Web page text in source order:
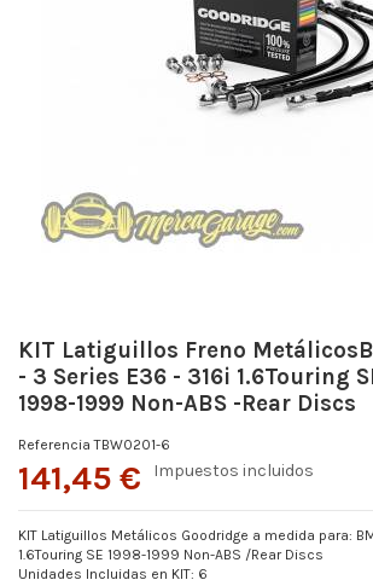
KIT Latiguillos Freno
- 3 Series E36 - 316i 1.6Touring
1998-1999 Non-ABS -Rear Discs
Referencia TBW0201-6
141,45 € Impuestos incluidos
KIT Latiguillos Metálicos Goodridge a medida para:
1.6Touring SE 1998-1999 Non-ABS /Rear Discs
Unidades Incluidas en KIT: 6